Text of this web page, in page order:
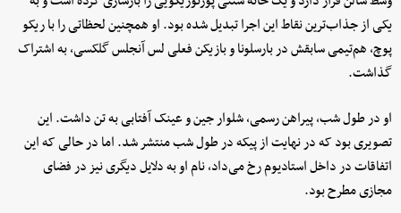
یکی از جذاب‌ترین نقاط این اجرا تبدیل شده بود. او همچنین لحظاتی را با ریکو
پوچ، هم‌تیمی سابقش در بارسلونا و بازیکن فعلی لس آنجلس گلکسی، به اشتراک
گذاشت.
او در طول شب، پیراهن رسمی، شلوار جین و عینک آفتابی به تن داشت. این
تصویری بود که در نهایت از پیکه در طول شب منتشر شد. اما در حالی که این
اتفاقات در داخل استادیوم رخ می‌داد، نام او به دلایل دیگری نیز در فضای
مجازی مطرح بود.